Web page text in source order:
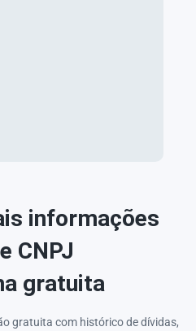
informações
CNPJ
gratuita
gratuita com histórico de dívidas,